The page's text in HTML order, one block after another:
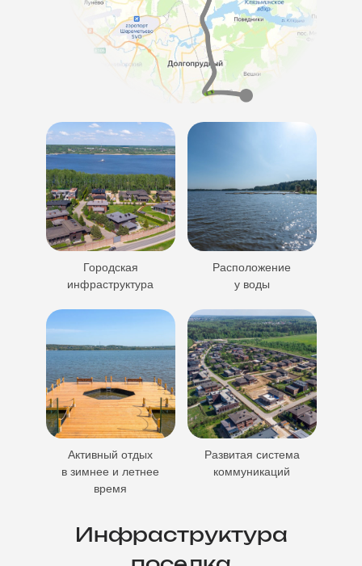
Городская
инфраструктура
Расположение
у воды
Активный отдых
в зимнее и летнее
время
Развитая система
коммуникаций
Инфраструктура